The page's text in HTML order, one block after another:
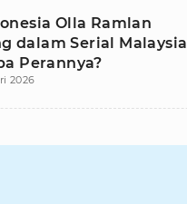
Olla Ramlan
dalam Serial Malaysia
Perannya?
2026